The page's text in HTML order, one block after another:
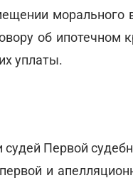
морального
об ипотечном
уплаты.
Первой
и